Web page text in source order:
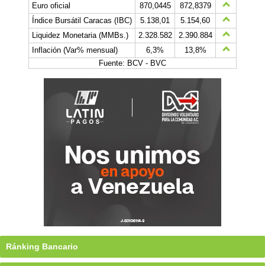
Euro oficial
870,0445
872,8379
Índice Bursátil Caracas (IBC)
5.138,01
5.154,60
Liquidez Monetaria (MMBs.)
2.328.582
2.390.884
Inflación (Var% mensual)
6,3%
13,8%
Fuente: BCV - BVC
Ránking Bancario